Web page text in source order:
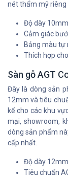
nét thẩm mỹ riêng
Độ dày
Cảm giác
Bảng màu tự
Thích hợp
Sàn gỗ AGT
Đây là dòng sản
12mm và tiêu
kế cho các khu
mại, showroom,
dòng sản phẩm
cấp nhất.
Độ dày
Tiêu chuẩn